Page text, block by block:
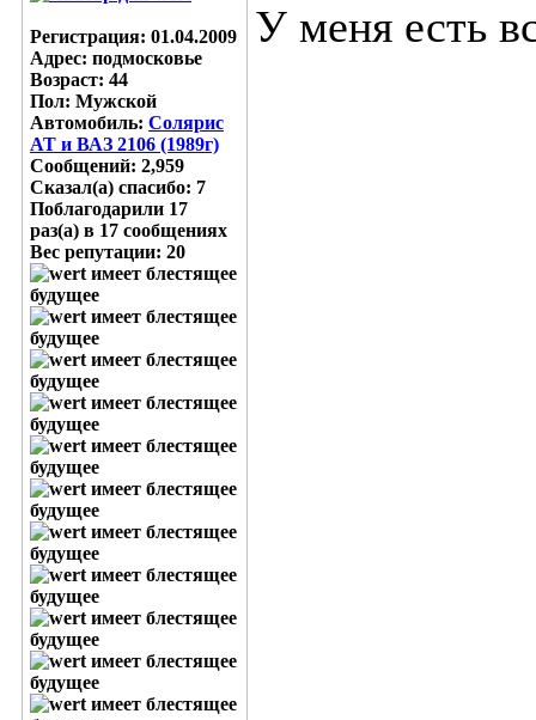
Регистрация: 01.04.2009
Адрес: подмосковье
Возраст: 44
Пол: Мужской
Автомобиль: Солярис
АТ и ВАЗ 2106 (1989г)
Сообщений: 2,959
Сказал(а) спасибо: 7
Поблагодарили 17
раз(а) в 17 сообщениях
Вес репутации: 20
У меня есть